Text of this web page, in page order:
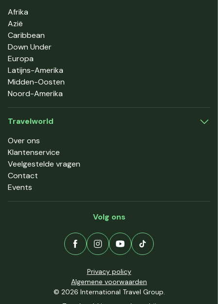
Afrika
Azië
Caribbean
Down Under
Europa
Latijns-Amerika
Midden-Oosten
Noord-Amerika
Travelworld
Over ons
Klantenservice
Veelgestelde vragen
Contact
Events
Volg ons
© 2026 International Travel Group.
Privacy policy
Algemene voorwaarden